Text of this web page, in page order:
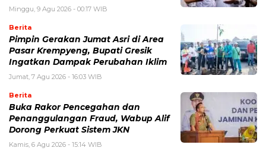
Minggu, 9 Agu 2026 - 00:17 WIB
Berita
Pimpin Gerakan Jumat Asri di Area
Pasar Krempyeng, Bupati Gresik
Ingatkan Dampak Perubahan Iklim
Jumat, 7 Agu 2026 - 16:03 WIB
Berita
Buka Rakor Pencegahan dan
Penanggulangan Fraud, Wabup Alif
Dorong Perkuat Sistem JKN
Kamis, 6 Agu 2026 - 15:14 WIB